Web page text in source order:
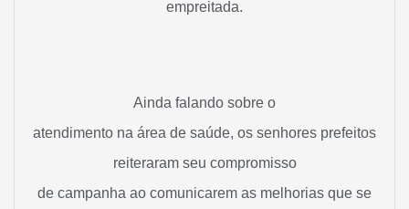
empreitada.
Ainda falando sobre o
atendimento na área de saúde, os senhores prefeitos
reiteraram seu compromisso
de campanha ao comunicarem as melhorias que se